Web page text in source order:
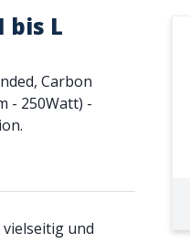
bis L
Carbon
- 250Watt) -
vielseitig und